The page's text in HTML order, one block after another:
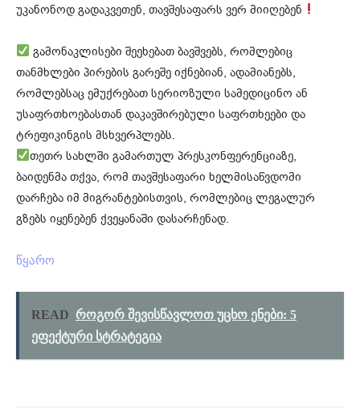
უკანონოდ გადაკვეთენ, თავშესაფარს ვერ მიიღებენ
გამონაკლისები შეეხებათ ბავშვებს, რომლებიც
თანმხლები პირების გარეშე იქნებიან, ადამიანებს,
რომლებსაც ემუქრებათ სერიოზული სამედიცინო ან
უსაფრთხოებასთან დაკავშირებული საფრთხეები და
ტრეფიკინგის მსხვერპლებს.
თეთრ სახლში გამართულ პრესკონფერენციაზე,
ბაიდენმა თქვა, რომ თავშესაფარი ხელმისაწვდომი
დარჩება იმ მიგრანტებისთვის, რომლებიც ლეგალურ
გზებს იყენებენ ქვეყანაში დასარჩენად.
წყარო
READ როგორ შევისწავლოთ უცხო ენები: 5
ეფექტური სტრატეგია